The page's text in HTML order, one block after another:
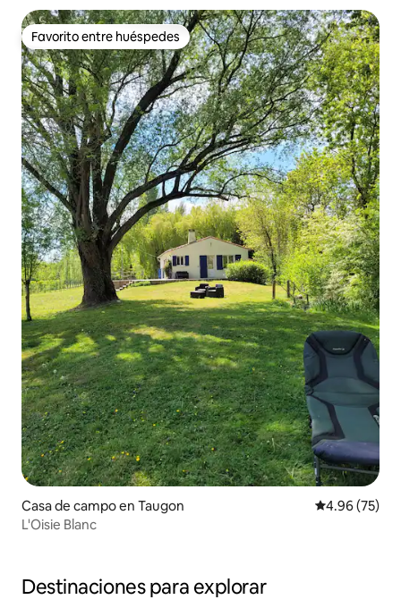
Favorito entre huéspedes
Favorito entre huéspedes
Casa de campo en Taugon Calificación
4.96 (75)
L'Oisie Blanc
Destinaciones para explorar